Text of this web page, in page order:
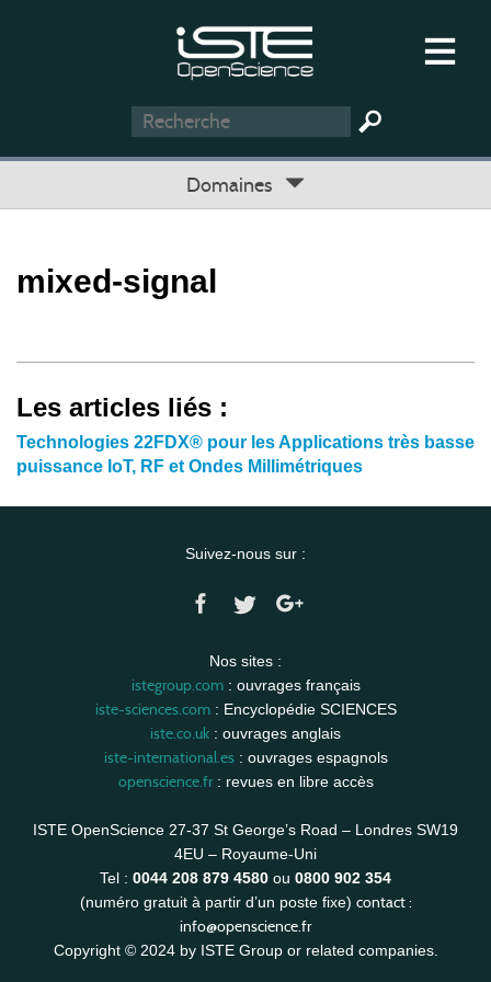
Domaines
mixed-signal
Les articles liés :
Technologies 22FDX® pour les Applications très basse
puissance IoT, RF et Ondes Millimétriques
Suivez-nous sur :
Nos sites :
istegroup.com: ouvrages français
iste-sciences.com: Encyclopédie SCIENCES
iste.co.uk : ouvrages anglais
iste-international.es: ouvrages espagnols
openscience.fr: revues en libre accès
ISTE OpenScience 27-37 St George’s Road – Londres SW19
4EU – Royaume-Uni
Tel : 0044 208 879 4580 ou 0800 902 354
(numéro gratuit à partir d’un poste fixe) contact :
info@openscience.fr
Copyright © 2024 by ISTE Group or related companies.